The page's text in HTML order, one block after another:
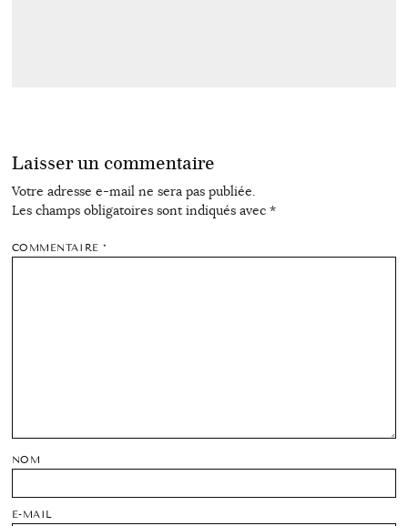
Laisser un commentaire
Votre adresse e-mail ne sera pas publiée.
Les champs obligatoires sont indiqués avec *
COMMENTAIRE*
NOM
E-MAIL